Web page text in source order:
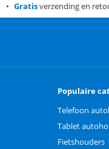
Gratisverzending en
Populaire
Telefoon
Tablet
Fietshouders